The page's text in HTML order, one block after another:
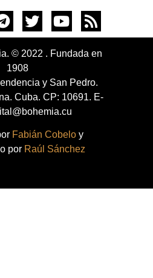
© 2022 . Fundada en
1908
y San Pedro.
Cuba. CP: 10691. E-
Fabián Cobelo y
por Raúl Sánchez